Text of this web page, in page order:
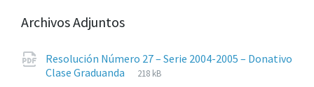
Archivos Adjuntos
Resolución Número 27 – Serie 2004-2005 – Donativo
Clase Graduanda
Extensiones
pdf
Tamaño
218 kB